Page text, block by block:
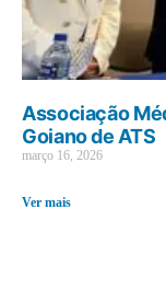
Associação
Goiano de ATS
março 16, 2026
Ver mais